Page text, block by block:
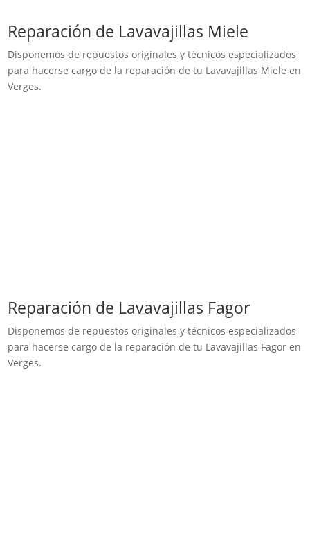
Reparación de Lavavajillas Miele
Disponemos de repuestos originales y técnicos especializados
para hacerse cargo de la reparación de tu Lavavajillas Miele en
Verges.
Reparación de Lavavajillas Fagor
Disponemos de repuestos originales y técnicos especializados
para hacerse cargo de la reparación de tu Lavavajillas Fagor en
Verges.